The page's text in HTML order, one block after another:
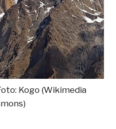
Kogo (Wikimedia